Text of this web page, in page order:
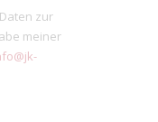
zur
meiner